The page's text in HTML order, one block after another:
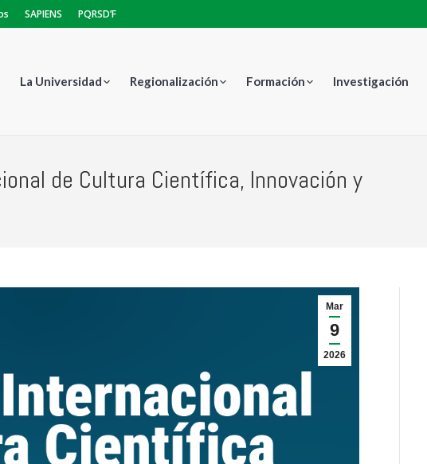
SAPIENS PQRSD’F
La Universidad Regionalización Formación Investigación
de Cultura Científica, Innovación y
Mar
9
2026